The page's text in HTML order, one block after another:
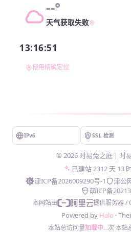
--°
天气获取失败
13:16:51
使用精确定位
IPv6 SSL 检测
© 2026 时易兔之庭 | 时
已建站2312 天 13
津ICP备2026009290号-1
津公
MOE 萌ICP备
本网站由 提供服务器 /
Powered by Halo ·
本站总访问量加载中...次·本站